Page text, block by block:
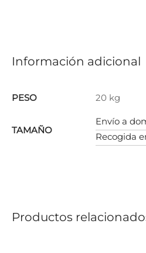
Información adicional
PESO 20 kg
TAMAÑO
Envío a
Recogida
Productos